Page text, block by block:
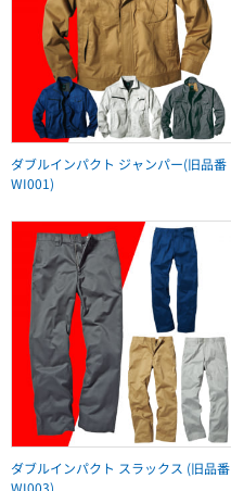
ダブルインパクト ジャンパー(旧品番
WI001)
ダブルインパクト スラックス (旧品番
WI003)